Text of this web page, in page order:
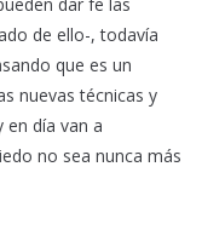
de ello-, todavía
que es un
nuevas técnicas y
en día van a
no sea nunca más